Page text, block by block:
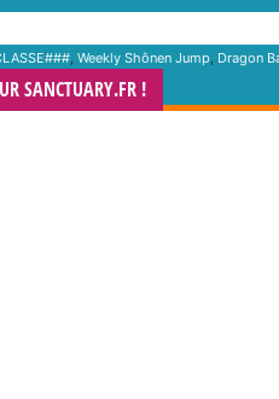
, Weekly Shônen Jump, Dragon
SANCTUARY.FR !